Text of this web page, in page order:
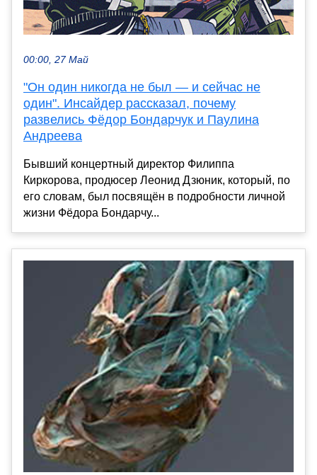
00:00, 27 Май
"Он один никогда не был — и сейчас не
один". Инсайдер рассказал, почему
развелись Фёдор Бондарчук и Паулина
Андреева
Бывший концертный директор Филиппа
Киркорова, продюсер Леонид Дзюник, который, по
его словам, был посвящён в подробности личной
жизни Фёдора Бондарчу...